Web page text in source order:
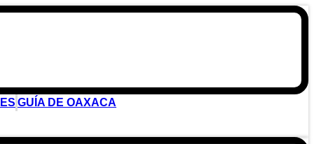
GUÍA DE OAXACA